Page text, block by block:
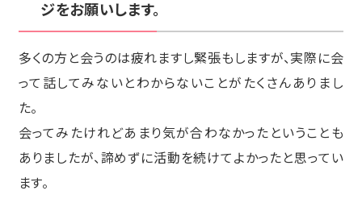
ジをお願いします。
多くの方と会うのは疲れますし緊張もしますが、実際に会
って話してみないとわからないことがたくさんありまし
た。
会ってみたけれどあまり気が合わなかったということも
ありましたが、諦めずに活動を続けてよかったと思ってい
ます。